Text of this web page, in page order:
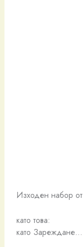
Изходен набор
като това:
като Зареждане…